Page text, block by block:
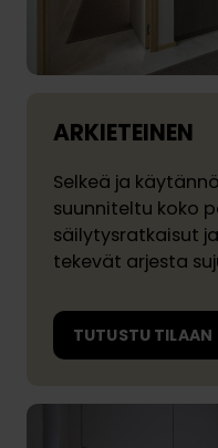
ARKIETEINEN
Selkeä ja
suunniteltu koko
säilytysratkaisut
tekevät arjesta
TUTUSTU TILAAN